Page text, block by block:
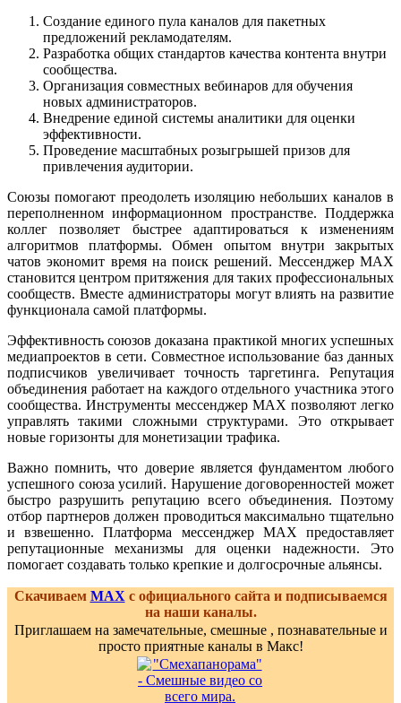
Создание единого пула каналов для пакетных
предложений рекламодателям.
Разработка общих стандартов качества контента внутри
сообщества.
Организация совместных вебинаров для обучения
новых администраторов.
Внедрение единой системы аналитики для оценки
эффективности.
Проведение масштабных розыгрышей призов для
привлечения аудитории.
Союзы помогают преодолеть изоляцию небольших каналов в
переполненном информационном пространстве. Поддержка
коллег позволяет быстрее адаптироваться к изменениям
алгоритмов платформы. Обмен опытом внутри закрытых
чатов экономит время на поиск решений. Мессенджер MAX
становится центром притяжения для таких профессиональных
сообществ. Вместе администраторы могут влиять на развитие
функционала самой платформы.
Эффективность союзов доказана практикой многих успешных
медиапроектов в сети. Совместное использование баз данных
подписчиков увеличивает точность таргетинга. Репутация
объединения работает на каждого отдельного участника этого
сообщества. Инструменты мессенджер MAX позволяют легко
управлять такими сложными структурами. Это открывает
новые горизонты для монетизации трафика.
Важно помнить, что доверие является фундаментом любого
успешного союза усилий. Нарушение договоренностей может
быстро разрушить репутацию всего объединения. Поэтому
отбор партнеров должен проводиться максимально тщательно
и взвешенно. Платформа мессенджер MAX предоставляет
репутационные механизмы для оценки надежности. Это
помогает создавать только крепкие и долгосрочные альянсы.
Скачиваем MAXс официального сайта и подписываемся
на наши каналы.
Приглашаем на замечательные, смешные , познавательные и
просто приятные каналы в Макс!